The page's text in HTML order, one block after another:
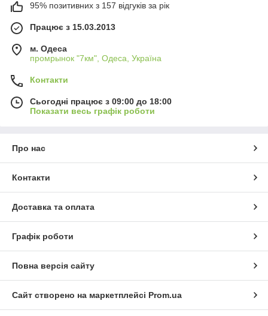
95% позитивних з 157 відгуків за рік
Працює з 15.03.2013
м. Одеса
промрынок "7км", Одеса, Україна
Контакти
Сьогодні працює з 09:00 до 18:00
Показати весь графік роботи
Про нас
Контакти
Доставка та оплата
Графік роботи
Повна версія сайту
Сайт створено на маркетплейсі Prom.ua